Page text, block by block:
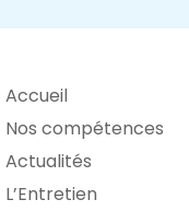
Accueil
Nos compétences
Actualités
L’Entretien